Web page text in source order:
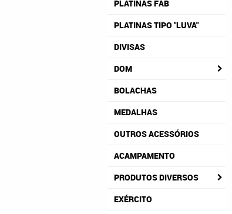
PLATINAS FAB
PLATINAS TIPO "LUVA"
DIVISAS
DOM
BOLACHAS
MEDALHAS
OUTROS ACESSÓRIOS
ACAMPAMENTO
PRODUTOS DIVERSOS
EXÉRCITO